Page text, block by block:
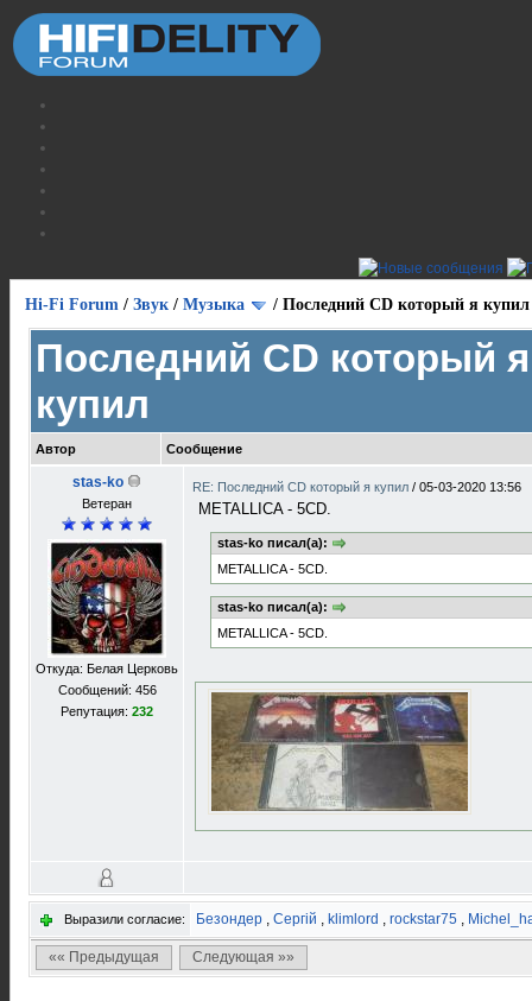
Hi-Fi Forum / Звук / Музыка / Последний CD который я купил
Последний CD который я
купил
Автор Сообщение
stas-ko
Ветеран
Откуда: Белая Церковь
Сообщений: 456
Репутация: 232
RE: Последний CD который я купил / 05-03-2020 13:56
METALLICA - 5CD.
stas-ko писал(а):
METALLICA - 5CD.
stas-ko писал(а):
METALLICA - 5CD.
Выразили согласие: Безондер , Сергій , klimlord , rockstar75 ,
«« Предыдущая Следующая »»